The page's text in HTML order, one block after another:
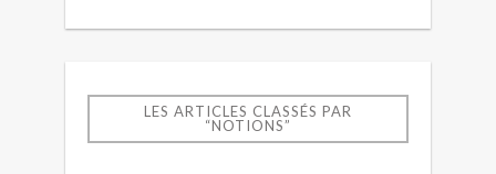
LES ARTICLES CLASSÉS PAR
“NOTIONS”